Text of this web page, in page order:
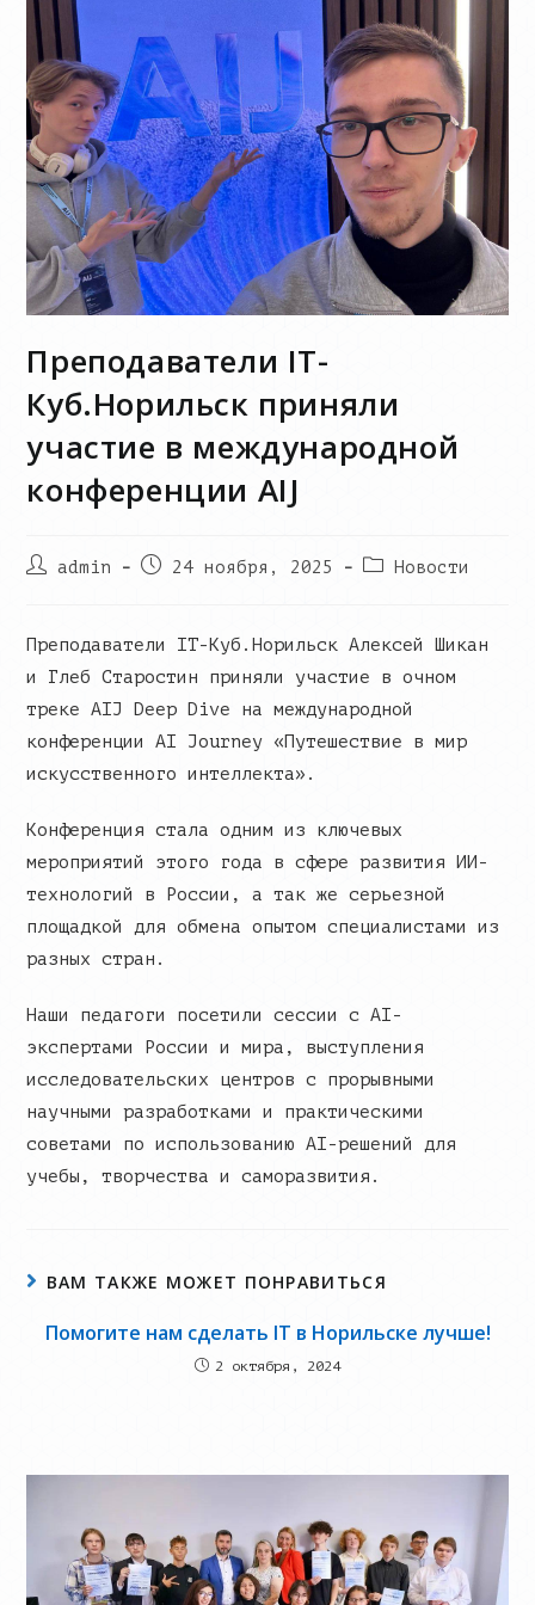
Преподаватели IT-
Куб.Норильск приняли
участие в международной
конференции AIJ
Postadmin
Запись24 ноября, 2025
PostНовости
Преподаватели IT-Куб.Норильск Алексей Шикан
и Глеб Старостин приняли участие в очном
треке AIJ Deep Dive на международной
конференции AI Journeу «Путешествие в мир
искусственного интеллекта».
Конференция стала одним из ключевых
мероприятий этого года в сфере развития ИИ-
технологий в России, а так же серьезной
площадкой для обмена опытом специалистами из
разных стран.
Наши педагоги посетили сессии с AI-
экспертами России и мира, выступления
исследовательских центров с прорывными
научными разработками и практическими
советами по использованию AI-решений для
учебы, творчества и саморазвития.
ВАМ ТАКЖЕ МОЖЕТ ПОНРАВИТЬСЯ
Помогите нам сделать IT в Норильске лучше!
2 октября, 2024